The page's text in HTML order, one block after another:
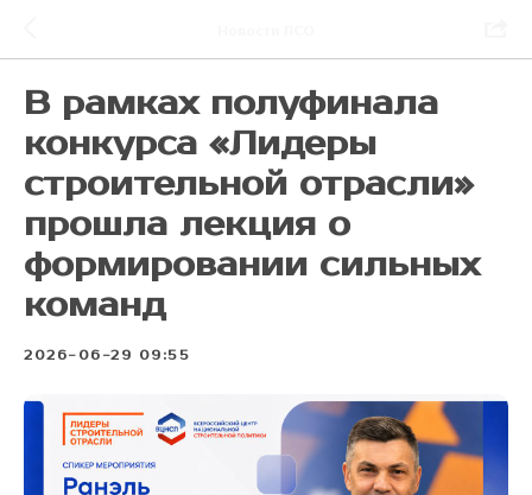
В рамках полуфинала
конкурса «Лидеры
строительной отрасли»
прошла лекция о
формировании сильных
команд
2026-06-29 09:55